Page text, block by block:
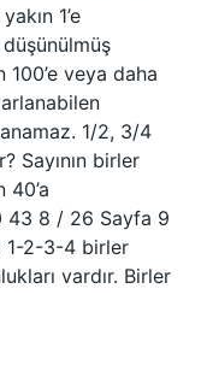
1’e
düşünülmüş
veya daha
1/2, 3/4
Sayının birler
40’a
43 8 / 26 Sayfa 9
1-2-3-4 birler
vardır. Birler